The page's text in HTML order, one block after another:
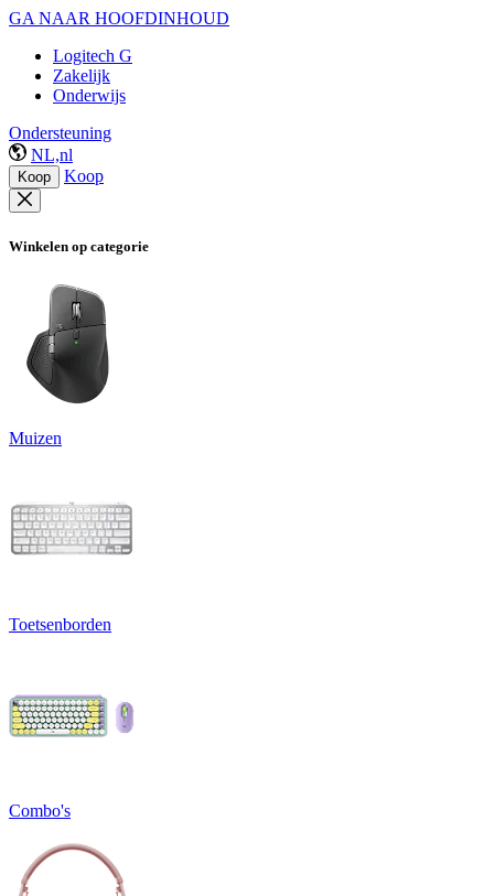
GA NAAR HOOFDINHOUD
Logitech G
Zakelijk
Onderwijs
Ondersteuning
NL,nl
Koop Koop
Winkelen op categorie
Muizen
Toetsenborden
Combo's